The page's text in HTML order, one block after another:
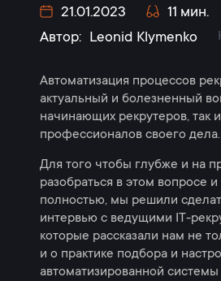
21.01.2023
11 мин.
Автор: Leonid Klymenko
Автоматизация процессов
актуальный и болезненный
начинающих рекрутеров, так
профессионалов своего дела.
Для того чтобы глубже и на
разобраться в этом вопросе
полностью, мы решили
интервью с ведущими IT-
которые рассказали нам не
и о практике подбора и
автоматизированной системы